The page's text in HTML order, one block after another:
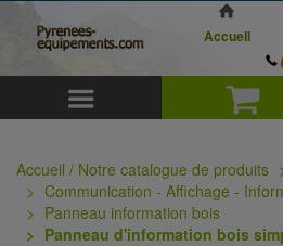
Accueil
Accueil / Notre catalogue de produits
Communication - Affichage -
Panneau information bois
Panneau d'information bois